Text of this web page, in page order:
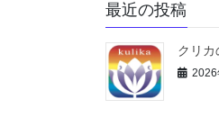
最近の投稿
クリカ
2026